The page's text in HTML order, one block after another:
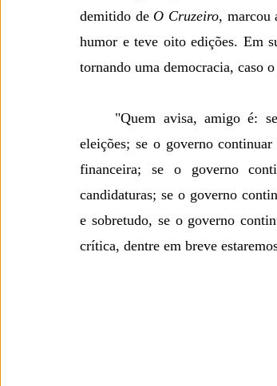
demitido de O Cruzeiro, marcou
humor e teve oito edições. Em
tornando uma democracia, caso
eleições; se o governo
financeira; se o governo
candidaturas; se o governo
e sobretudo, se o governo
crítica, dentre em breve